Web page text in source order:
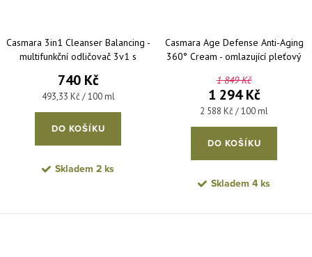
Casmara 3in1 Cleanser Balancing -
multifunkční odličovač 3v1 s
740 Kč
Měrná cena:
493,33 Kč / 100 ml
DO KOŠÍKU
Skladem 2 ks
Casmara Age Defense Anti-Aging
360° Cream - omlazující pleťový
1 849 Kč
1 294 Kč
Měrná cena:
2 588 Kč / 100 ml
DO KOŠÍKU
Skladem 4 ks